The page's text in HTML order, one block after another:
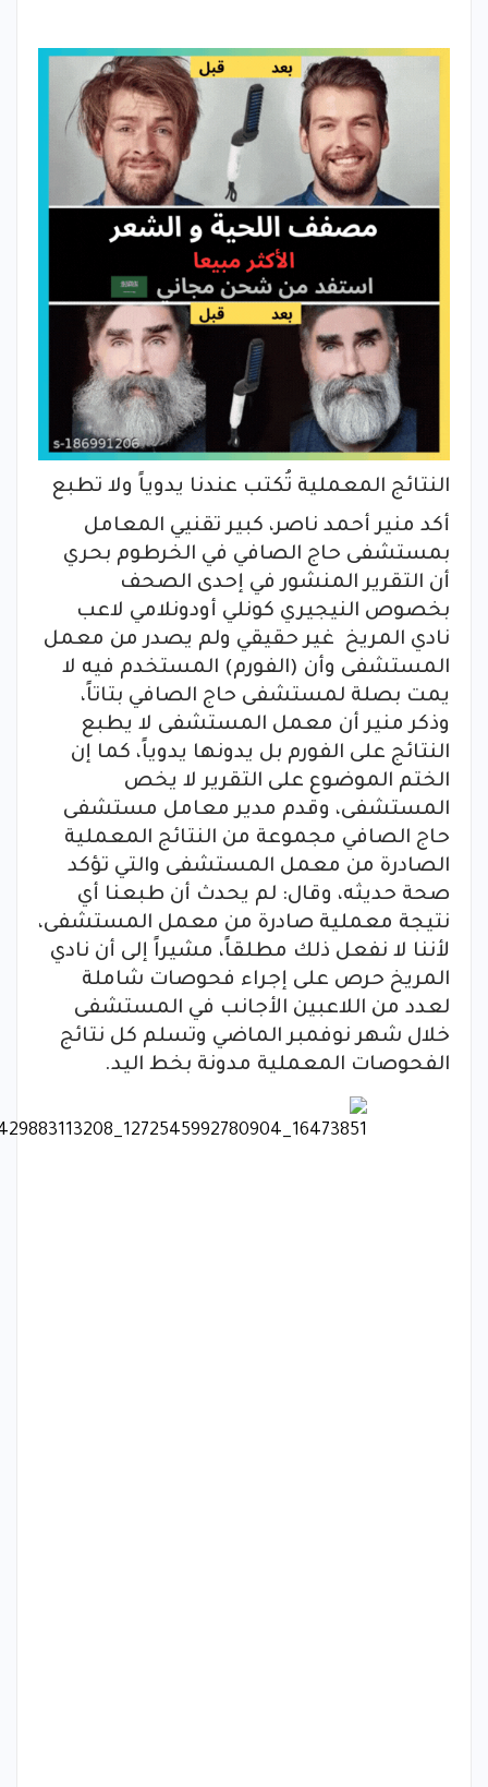
النتائج المعملية تُكتب عندنا يدوياً ولا تطبع
أكد منير أحمد ناصر، كبير تقنيي المعامل
بمستشفى حاج الصافي في الخرطوم بحري
أن التقرير المنشور في إحدى الصحف
بخصوص النيجيري كونلي أودونلامي لاعب
نادي المريخ غير حقيقي ولم يصدر من معمل
المستشفى وأن (الفورم) المستخدم فيه لا
يمت بصلة لمستشفى حاج الصافي بتاتاً،
وذكر منير أن معمل المستشفى لا يطبع
النتائج على الفورم بل يدونها يدوياً، كما إن
الختم الموضوع على التقرير لا يخص
المستشفى، وقدم مدير معامل مستشفى
حاج الصافي مجموعة من النتائج المعملية
الصادرة من معمل المستشفى والتي تؤكد
صحة حديثه، وقال: لم يحدث أن طبعنا أي
نتيجة معملية صادرة من معمل المستشفى،
لأننا لا نفعل ذلك مطلقاً، مشيراً إلى أن نادي
المريخ حرص على إجراء فحوصات شاملة
لعدد من اللاعبين الأجانب في المستشفى
خلال شهر نوفمبر الماضي وتسلم كل نتائج
الفحوصات المعملية مدونة بخط اليد.